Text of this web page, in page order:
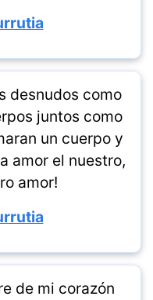
desnudos como
juntos como
un cuerpo y
amor el nuestro,
amor!
de mi corazón